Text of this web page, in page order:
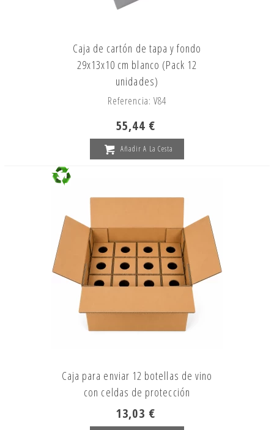
Caja de cartón de tapa y fondo
29x13x10 cm blanco (Pack 12
unidades)
Referencia: V84
55,44 €
Añadir A La Cesta
Caja para enviar 12 botellas de vino
con celdas de protección
13,03 €